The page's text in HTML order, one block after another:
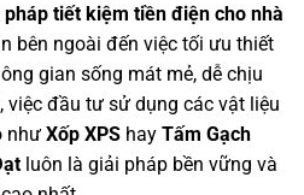
pháp tiết kiệm tiền điện cho nhà
bên ngoài đến việc tối ưu thiết
gian sống mát mẻ, dễ chịu
việc đầu tư sử dụng các vật liệu
như Xốp XPS hay Tấm Gạch
luôn là giải pháp bền vững và